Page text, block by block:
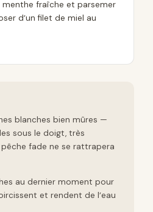
menthe fraîche et parsemer
d’un filet de miel au
blanches bien mûres —
sous le doigt, très
fade ne se rattrapera
au dernier moment pour
et rendent de l’eau